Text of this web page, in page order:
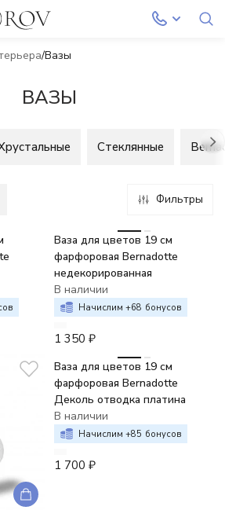
Вазы
ВАЗЫ
Стеклянные
Фильтры
Ваза для цветов 19 см
фарфоровая Bernadotte
недекорированная
В наличии
Начислим +68 бонусов
1 350 ₽
Ваза для цветов 19 см
фарфоровая Bernadotte
Деколь отводка платина
В наличии
Начислим +85 бонусов
1 700 ₽